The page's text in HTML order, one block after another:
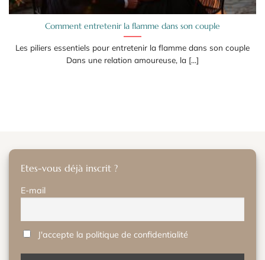
Comment entretenir la flamme dans son couple
Les piliers essentiels pour entretenir la flamme dans son couple
Dans une relation amoureuse, la [...]
Etes-vous déjà inscrit ?
E-mail
J'accepte la politique de confidentialité